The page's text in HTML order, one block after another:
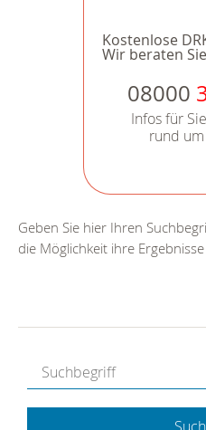
Kostenlose
Wir beraten
08000
Infos für
rund
Geben Sie hier Ihren
die Möglichkeit ihre